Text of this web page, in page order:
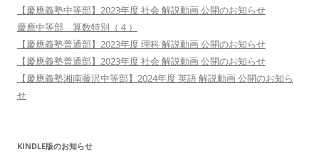
【慶應義塾中等部】2023年度 社会 解説動画 公開のお知らせ
慶應中等部 算数特別（４）
【慶應義塾普通部】2023年度 理科 解説動画 公開のお知らせ
【慶應義塾普通部】2023年度 社会 解説動画 公開のお知らせ
【慶應義塾湘南藤沢中等部】2024年度 英語 解説動画 公開のお知ら
せ
KINDLE版のお知らせ